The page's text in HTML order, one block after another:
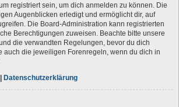
registriert sein, um dich anmelden zu können. Die
Augenblicken erledigt und ermöglicht dir, auf
Die Board-Administration kann registrierten
Berechtigungen zuweisen. Beachte bitte unsere
die verwandten Regelungen, bevor du dich
auch die jeweiligen Forenregeln, wenn du dich in
| Datenschutzerklärung